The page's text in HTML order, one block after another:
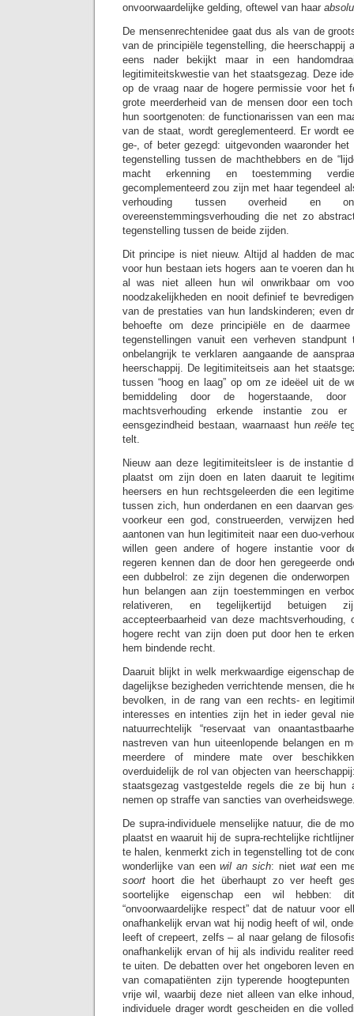
onvoorwaardelijke gelding, oftewel van haar
De mensenrechtenidee gaat dus als van de
van de principiële tegenstelling, die heerschappij
eens nader bekijkt maar in een
legitimiteitskwestie van het staatsgezag. Deze
op de vraag naar de hogere permissie voor het
grote meerderheid van de mensen door een
hun soortgenoten: de functionarissen van een
van de staat, wordt gereglementeerd. Er wordt
ge-, of beter gezegd: uitgevonden waaronder
tegenstelling tussen de machthebbers en de
macht erkenning en toestemming
gecomplementeerd zou zijn met haar tegendeel
verhouding tussen overheid en
overeenstemmingsverhouding die net zo
tegenstelling tussen de beide zijden.
Dit principe is niet nieuw. Altijd al hadden de
voor hun bestaan iets hogers aan te voeren dan
al was niet alleen hun wil onwrikbaar om
noodzakelijkheden en nooit definief te
van de prestaties van hun landskinderen; even
behoefte om deze principiële en de
tegenstellingen vanuit een verheven
onbelangrijk te verklaren aangaande de
heerschappij. De legitimiteitseis aan het
tussen “hoog en laag” op om ze ideëel uit de
bemiddeling door de hogerstaande,
machtsverhouding erkende instantie zou
eensgezindheid bestaan, waarnaast hunreële
telt.
Nieuw aan deze legitimiteitsleer is de instantie
plaatst om zijn doen en laten daaruit te
heersers en hun rechtsgeleerden die een
tussen zich, hun onderdanen en een daarvan
voorkeur een god, construeerden, verwijzen
aantonen van hun legitimiteit naar een duo-
willen geen andere of hogere instantie voor
regeren kennen dan de door hen geregeerde
een dubbelrol: ze zijn degenen die
hun belangen aan zijn toestemmingen en
relativeren, en tegelijkertijd betuigen
accepteerbaarheid van deze
hogere recht van zijn doen put door hen te
hem bindende recht.
Daaruit blijkt in welk merkwaardige eigenschap
dagelijkse bezigheden verrichtende mensen, die
bevolken, in de rang van een rechts- en
interesses en intenties zijn het in ieder geval
natuurrechtelijk “reservaat van
nastreven van hun uiteenlopende belangen en
meerdere of mindere mate over
overduidelijk de rol van objecten van
staatsgezag vastgestelde regels die ze bij hun
nemen op straffe van sancties van
De supra-individuele menselijke natuur, die de
plaatst en waaruit hij de supra-rechtelijke
te halen, kenmerkt zich in tegenstelling tot de
wonderlijke van eenwil an sich: niet wateen
soort
hoort die het überhaupt zo ver heeft
soortelijke eigenschap een wil hebben:
“onvoorwaardelijke respect” dat de natuur voor
onafhankelijk ervan wat hij nodig heeft of wil,
leeft of crepeert, zelfs – al naar gelang de
onafhankelijk ervan of hij als individu realiter
te uiten. De debatten over het ongeboren leven
van comapatiënten zijn typerende
vrije wil, waarbij deze niet alleen van elke
individuele drager wordt gescheiden en die